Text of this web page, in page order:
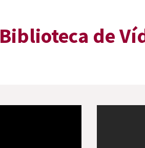
Biblioteca de